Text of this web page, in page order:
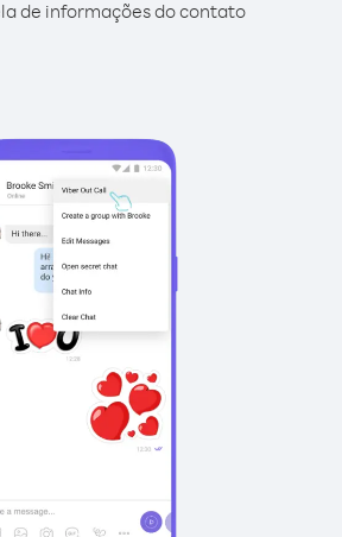
de informações do contato